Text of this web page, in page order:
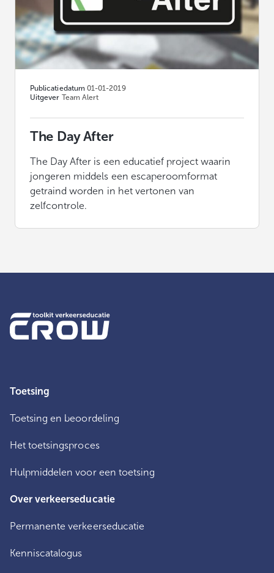
Publicatiedatum 01-01-2019
Uitgever Team Alert
The Day After
The Day After is een educatief project waarin
jongeren middels een escaperoomformat
getraind worden in het vertonen van
zelfcontrole.
Toetsing
Toetsing en beoordeling
Het toetsingsproces
Hulpmiddelen voor een toetsing
Over verkeerseducatie
Permanente verkeerseducatie
Kenniscatalogus